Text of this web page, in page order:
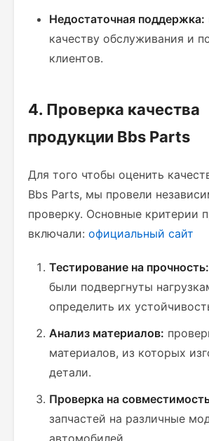
Недостаточная поддержка:
качеству обслуживания и
клиентов.
4. Проверка качества
продукции Bbs Parts
Для того чтобы оценить
Bbs Parts, мы провели
проверку. Основные критерии
включали: официальный сайт
Тестирование на прочность:
были подвергнуты
определить их
Анализ материалов:
материалов, из которых
детали.
Проверка на
запчастей на различные
автомобилей.